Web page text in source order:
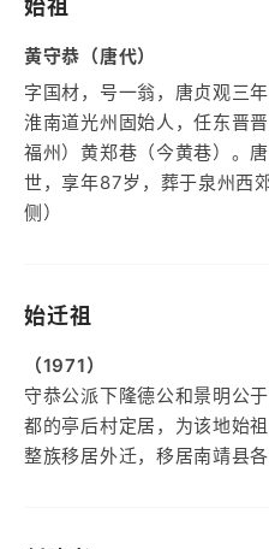
始祖
黄守恭（唐代）
字国材，号一翁，唐贞观三
淮南道光州固始人，任东晋
福州）黄郑巷（今黄巷）。
世，享年87岁，葬于泉州西
侧）
始迁祖
（1971）
守恭公派下隆德公和景明公
都的亭后村定居，为该地始
整族移居外迁，移居南靖县